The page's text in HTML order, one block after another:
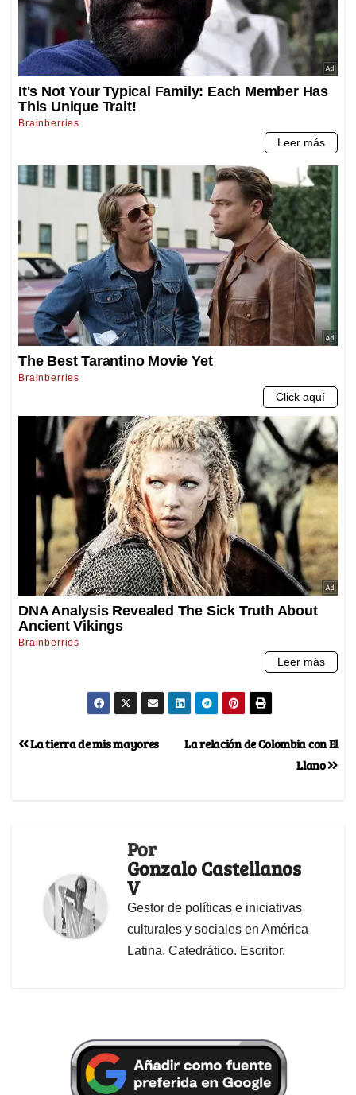
La relación de Colombia con El
Llano
La tierra de mis mayores
Por
Gonzalo Castellanos
V
Gestor de políticas e iniciativas
culturales y sociales en América
Latina. Catedrático. Escritor.